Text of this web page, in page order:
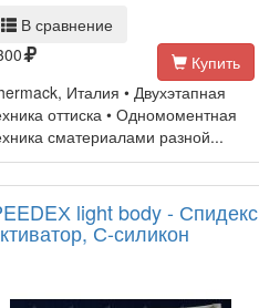
В сравнение
Купить
Италия • Двухэтапная
оттиска • Одномоментная
сматериалами разной...
light body - Спидекс
С-силикон